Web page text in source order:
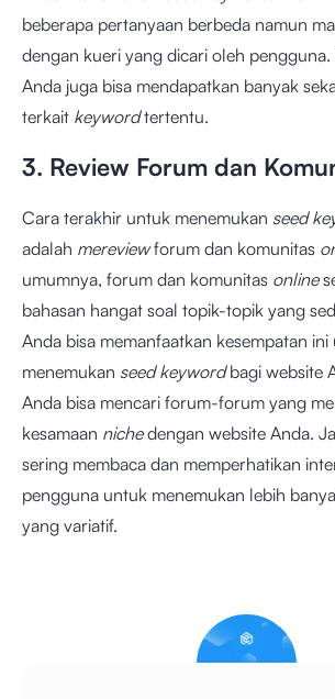
beberapa pertanyaan berbeda namun
dengan kueri yang dicari oleh
Anda juga bisa mendapatkan banyak
terkait keywordtertentu.
3. Review Forum dan
Cara terakhir untuk menemukan seed
adalah mereviewforum dan komunitas
umumnya, forum dan komunitas online
bahasan hangat soal topik-topik yang
Anda bisa memanfaatkan kesempatan
menemukan seed keywordbagi website
Anda bisa mencari forum-forum yang
kesamaan nichedengan website Anda.
sering membaca dan memperhatikan
pengguna untuk menemukan lebih
yang variatif.